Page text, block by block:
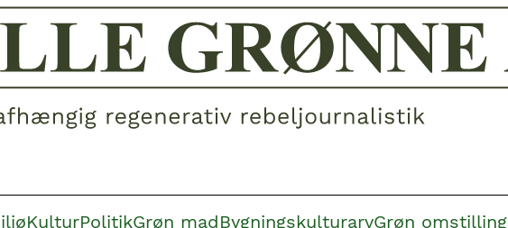
KulturPolitikGrøn madBygningskulturarvGrøn omstilling